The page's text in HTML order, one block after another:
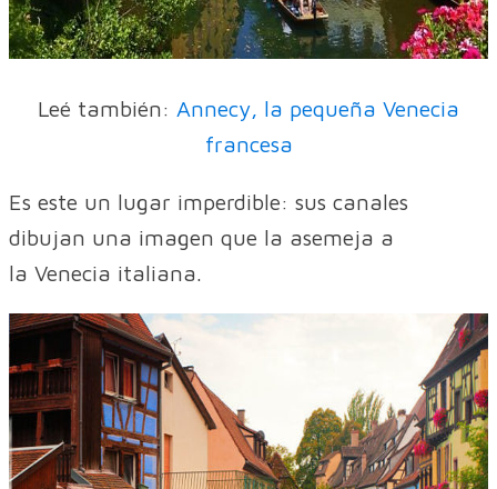
Leé también: Annecy, la pequeña Venecia
francesa
Es este un lugar imperdible: sus canales
dibujan una imagen que la asemeja a
la Venecia italiana.